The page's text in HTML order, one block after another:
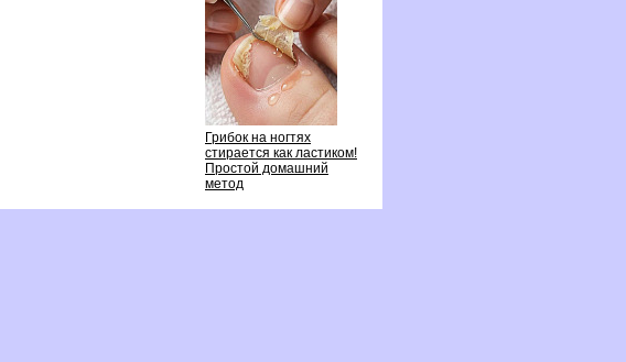
Грибок на ногтях
стирается как ластиком!
Простой домашний
метод